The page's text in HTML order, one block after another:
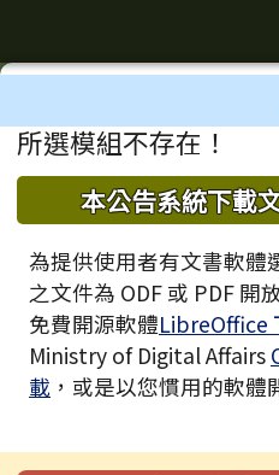
臺南市歸仁區文
主內容區域
所選模組不存在！
下中區域內容
本公告系統下載
為提供使用者有文書軟體
之文件為 ODF 或 PDF 開
免費開源軟體LibreOffice
Ministry of Digital Affairs
載 ，或是以您慣用的軟體
頁尾區域